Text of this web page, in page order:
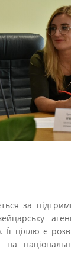
за
Її ціллю є
на